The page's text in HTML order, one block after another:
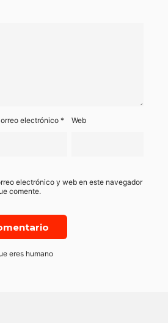
electrónico* Web
electrónico y web en este navegador
comente.
eres humano